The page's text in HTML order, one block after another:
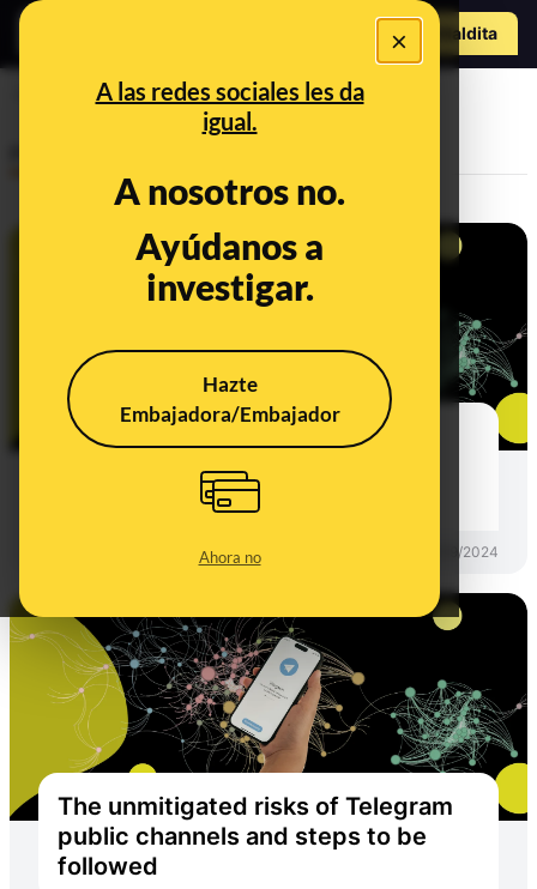
×
A las redes sociales les da
igual.
A nosotros no.
Ayúdanos a
investigar.
Hazte
Embajadora/Embajador
Ahora no
Hazte Maldito
Nuestra postura
Los riesgos sin mitigar de los
canales públicos de Telegram y
pasos a seguir
30/09/2024
The unmitigated risks of Telegram
public channels and steps to be
followed